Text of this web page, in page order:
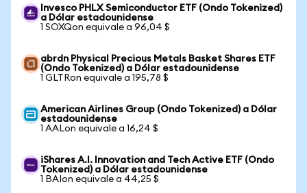
Invesco PHLX Semiconductor ETF (Ondo Tokenized)
a Dólar estadounidense
1 SOXQon equivale a 96,04 $
abrdn Physical Precious Metals Basket Shares ETF
(Ondo Tokenized) a Dólar estadounidense
1 GLTRon equivale a 195,78 $
American Airlines Group (Ondo Tokenized) a Dólar
estadounidense
1 AALon equivale a 16,24 $
iShares A.I. Innovation and Tech Active ETF (Ondo
Tokenized) a Dólar estadounidense
1 BAIon equivale a 44,25 $